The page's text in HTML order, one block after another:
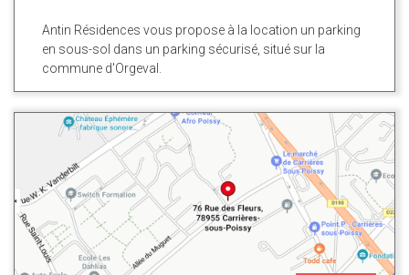
Antin Résidences vous propose à la location un parking
en sous-sol dans un parking sécurisé, situé sur la
commune d'Orgeval.